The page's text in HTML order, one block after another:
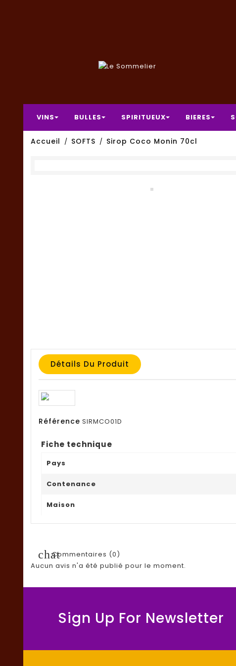
VINS BULLES SPIRITUEUX BIERES
Accueil SOFTS Sirop Coco Monin 70cl
Détails Du Produit
Référence SIRMCO01D
Fiche technique
Pays
Contenance
Maison
chatCommentaires (0)
Aucun avis n'a été publié pour le moment.
Sign Up For Newsletter